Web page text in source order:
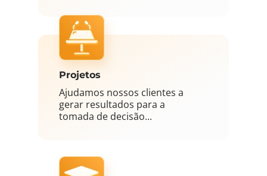
Projetos
Ajudamos nossos clientes a
gerar resultados para a
tomada de decisão...